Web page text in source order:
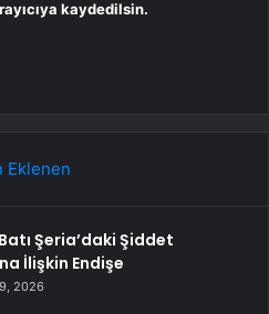
kaydedilsin.
Eklenen
Şeria’daki Şiddet
İlişkin Endişe
2026